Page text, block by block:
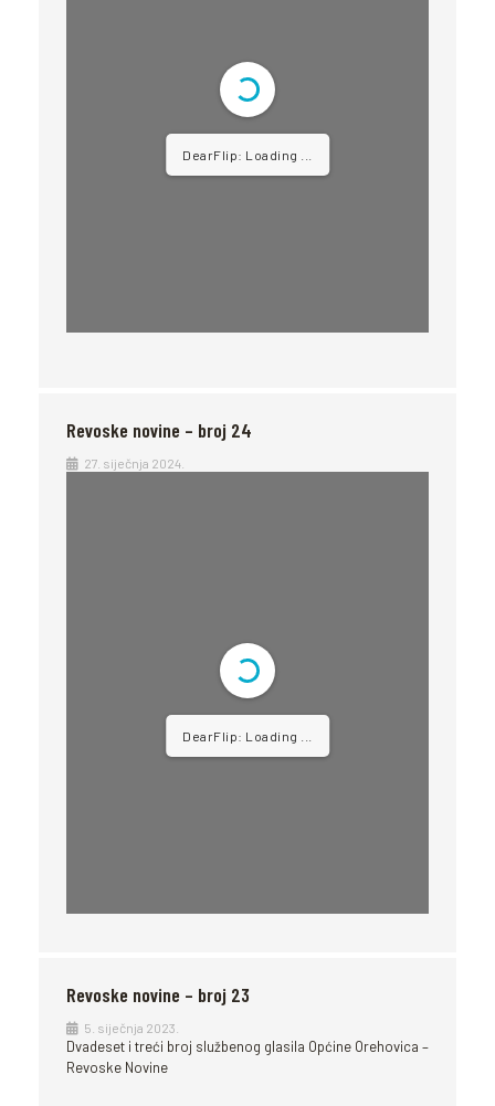
DearFlip: Loading ...
Revoske novine – broj 24
27. siječnja 2024.
DearFlip: Loading ...
Revoske novine – broj 23
5. siječnja 2023.
Dvadeset i treći broj službenog glasila Općine Orehovica –
Revoske Novine